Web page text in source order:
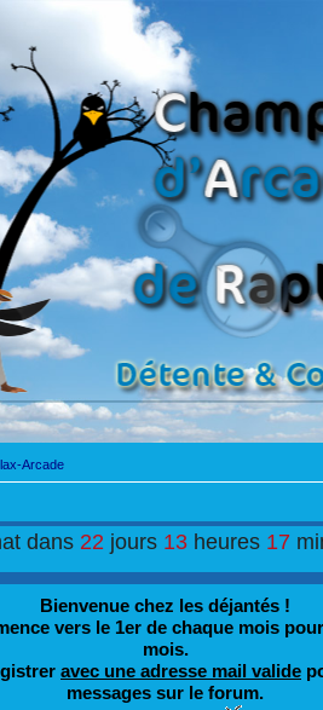
Arcade
dans22 jours13 heures17
Bienvenue chez les déjantés !
vers le 1er de chaque mois
mois.
avec une adresse mail valide
messages sur le forum.